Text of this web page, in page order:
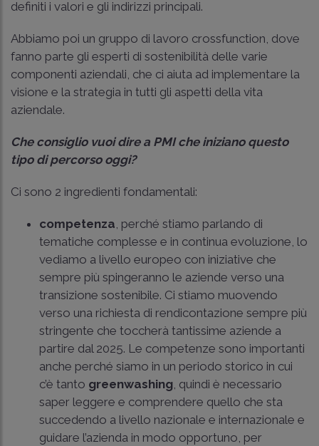
definiti i valori e gli indirizzi principali.
Abbiamo poi un gruppo di lavoro crossfunction, dove
fanno parte gli esperti di sostenibilità delle varie
componenti aziendali, che ci aiuta ad implementare la
visione e la strategia in tutti gli aspetti della vita
aziendale.
Che consiglio vuoi dire a PMI che iniziano questo
tipo di percorso oggi?
Ci sono 2 ingredienti fondamentali:
competenza, perché stiamo parlando di
tematiche complesse e in continua evoluzione, lo
vediamo a livello europeo con iniziative che
sempre più spingeranno le aziende verso una
transizione sostenibile. Ci stiamo muovendo
verso una richiesta di rendicontazione sempre più
stringente che toccherà tantissime aziende a
partire dal 2025. Le competenze sono importanti
anche perché siamo in un periodo storico in cui
c’è tanto greenwashing, quindi è necessario
saper leggere e comprendere quello che sta
succedendo a livello nazionale e internazionale e
guidare l’azienda in modo opportuno, per